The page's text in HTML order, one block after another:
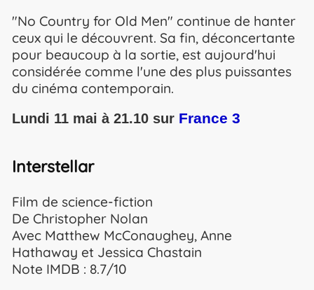
"No Country for Old Men" continue de hanter
ceux qui le découvrent. Sa fin, déconcertante
pour beaucoup à la sortie, est aujourd'hui
considérée comme l'une des plus puissantes
du cinéma contemporain.
Lundi 11 mai à 21.10 sur France 3
Interstellar
Film de science-fiction
De Christopher Nolan
Avec Matthew McConaughey, Anne
Hathaway et Jessica Chastain
Note IMDB : 8.7/10